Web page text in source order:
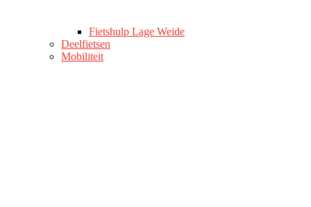
Fietshulp Lage Weide
Deelfietsen
Mobiliteit